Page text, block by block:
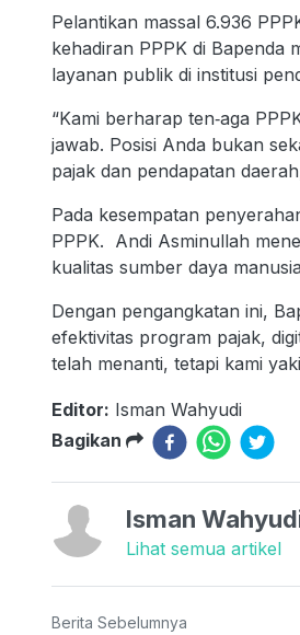
Pelantikan massal 6.936
kehadiran PPPK di Bapenda
layanan publik di institusi
“Kami berharap ten‐aga
jawab. Posisi Anda bukan
pajak dan pendapatan
Pada kesempatan
PPPK. Andi Asminullah
kualitas sumber daya
Dengan pengangkatan ini,
efektivitas program pajak,
telah menanti, tetapi kami
Editor: Isman Wahyudi
Bagikan
Isman
Lihat semua artikel
Berita Sebelumnya